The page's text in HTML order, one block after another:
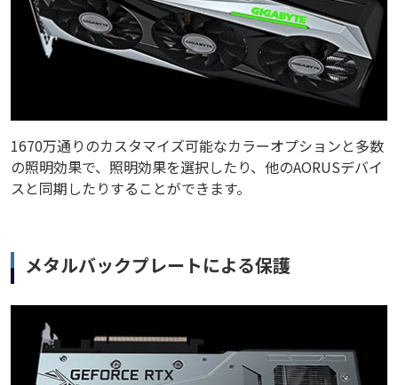
1670万通りのカスタマイズ可能なカラーオプションと多数
の照明効果で、照明効果を選択したり、他のAORUSデバイ
スと同期したりすることができます。
メタルバックプレートによる保護